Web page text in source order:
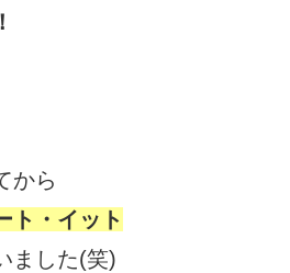
から
ト・イット
ました(笑)